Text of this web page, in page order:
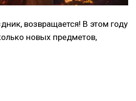
возвращается! В этом году
новых предметов,